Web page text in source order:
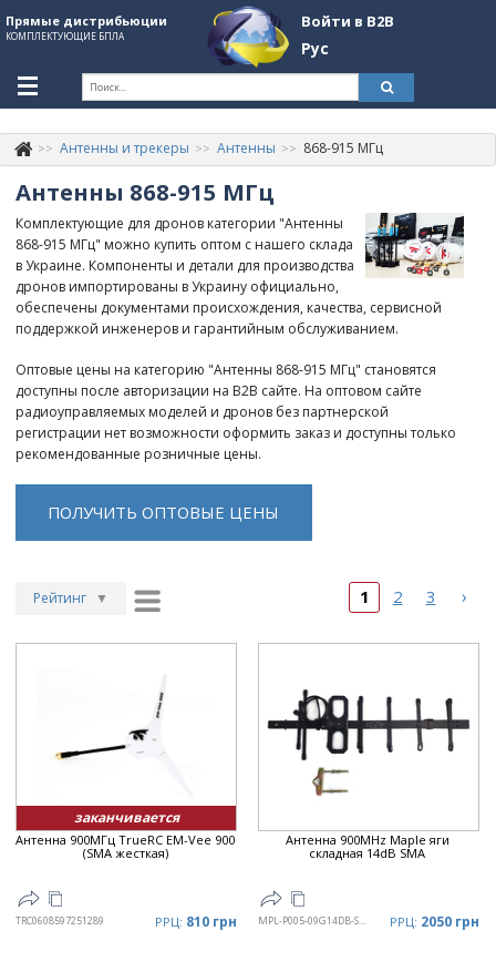
Прямые дистрибьюции
КОМПЛЕКТУЮЩИЕ БПЛА
Войти в B2B
Рус
+380507774092 Контакты
About Company
Обзоры
Категории
Войти в B2B
Стать партнером
Антенны и трекеры Антенны 868-915 МГц
Антенны 868-915 МГц
Комплектующие для дронов категории "Антенны
868-915 МГц" можно купить оптом с нашего склада
в Украине. Компоненты и детали для производства
дронов импортированы в Украину официально,
обеспечены документами происхождения, качества, сервисной
поддержкой инженеров и гарантийным обслуживанием.
Оптовые цены на категорию "Антенны 868-915 МГц" становятся
доступны после авторизации на B2B сайте. На оптовом сайте
радиоуправляемых моделей и дронов без партнерской
регистрации нет возможности оформить заказ и доступны только
рекомендованные розничные цены.
ПОЛУЧИТЬ ОПТОВЫЕ ЦЕНЫ
Рейтинг ▼
Цена
1 2 3 ›
заканчивается
Антенна 900МГц TrueRC EM-Vee 900
(SMA жесткая)
TRC0608597251289 РРЦ: 810 грн
Антенна 900MHz Maple яги
складная 14dB SMA
MPL-P005-09G14DB-SMA-FLD РРЦ: 2050 грн